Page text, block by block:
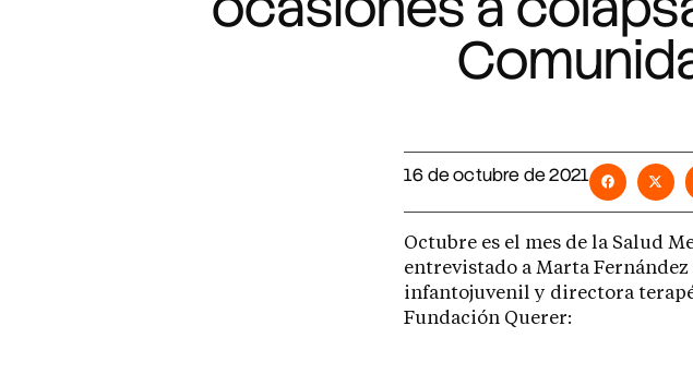
16 de octubre de 2021
Octubre es el mes de la Salud
entrevistado a Marta
infantojuvenil y directora
Fundación Querer: